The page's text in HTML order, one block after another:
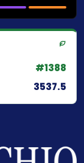
#1388
3537.5